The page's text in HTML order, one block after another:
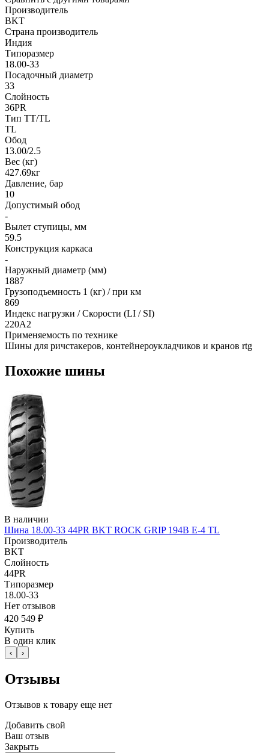
Производитель
BKT
Страна производитель
Индия
Типоразмер
18.00-33
Посадочный диаметр
33
Слойность
36PR
Тип TT/TL
TL
Обод
13.00/2.5
Вес (кг)
427.69кг
Давление, бар
10
Допустимый обод
-
Вылет ступицы, мм
59.5
Конструкция каркаса
-
Наружный диаметр (мм)
1887
Грузоподъемность 1 (кг) / при км
869
Индекс нагрузки / Скорости (LI / SI)
220A2
Применяемость по технике
Шины для ричстакеров, контейнероукладчиков и кранов rtg
Похожие шины
В наличии
Шина 18.00-33 44PR BKT ROCK GRIP 194B E-4 TL
Производитель
BKT
Слойность
44PR
Типоразмер
18.00-33
Нет отзывов
420 549 ₽
Купить
В один клик
‹ ›
Отзывы
Отзывов к товару еще нет
Добавить свой
Ваш отзыв
Закрыть